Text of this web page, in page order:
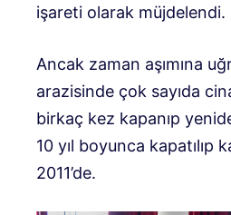
işareti olarak müjdelendi.
Ancak zaman aşımına
arazisinde çok sayıda
birkaç kez kapanıp
10 yıl boyunca kapatılıp
2011’de.